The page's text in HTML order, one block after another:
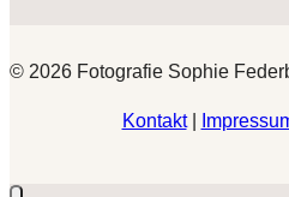
© 2026 Fotografie Sophie
Kontakt|